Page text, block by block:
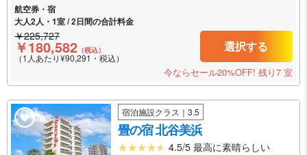
航空券・宿
大人2人・1室 / 2日間の合計料金
￥225,727
￥180,582 （税込）
（1人あたり¥90,291・税込）
選択する
今ならセール20%OFF! 残り7 室
宿泊施設クラス｜3.5
畳の宿 北谷美浜
4.5/5 最高に素晴らしい